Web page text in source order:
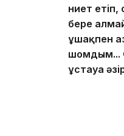
ниет етiп,
бере
ұшақпен
шомдым...
ұстауға